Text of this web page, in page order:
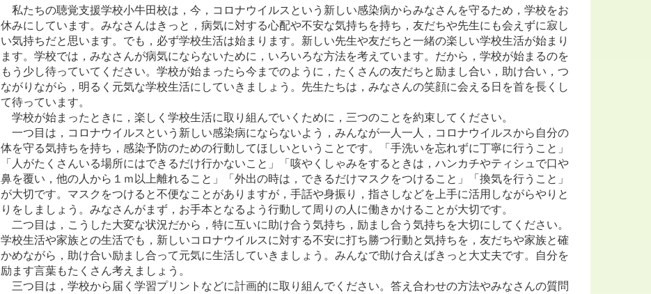
私たちの聴覚支援学校小牛田校は，今，コロナウイルスという新しい感染病からみなさんを守るため，学校をお
休みにしています。みなさんはきっと，病気に対する心配や不安な気持ちを持ち，友だちや先生にも会えずに寂し
い気持ちだと思います。でも，必ず学校生活は始まります。新しい先生や友だちと一緒の楽しい学校生活が始まり
ます。学校では，みなさんが病気にならないために，いろいろな方法を考えています。だから，学校が始まるのを
もう少し待っていてください。学校が始まったら今までのように，たくさんの友だちと励まし合い，助け合い，つ
ながりながら，明るく元気な学校生活にしていきましょう。先生たちは，みなさんの笑顔に会える日を首を長くし
て待っています。
学校が始まったときに，楽しく学校生活に取り組んでいくために，三つのことを約束してください。
一つ目は，コロナウイルスという新しい感染病にならないよう，みんなが一人一人，コロナウイルスから自分の
体を守る気持ちを持ち，感染予防のための行動してほしいということです。「手洗いを忘れずに丁寧に行うこと」
「人がたくさんいる場所にはできるだけ行かないこと」「咳やくしゃみをするときは，ハンカチやティシュで口や
鼻を覆い，他の人から１ｍ以上離れること」「外出の時は，できるだけマスクをつけること」「換気を行うこと」
が大切です。マスクをつけると不便なことがありますが，手話や身振り，指さしなどを上手に活用しながらやりと
りをしましょう。みなさんがまず，お手本となるよう行動して周りの人に働きかけることが大切です。
二つ目は，こうした大変な状況だから，特に互いに助け合う気持ち，励まし合う気持ちを大切にしてください。
学校生活や家族との生活でも，新しいコロナウイルスに対する不安に打ち勝つ行動と気持ちを，友だちや家族と確
かめながら，助け合い励まし合って元気に生活していきましょう。みんなで助け合えばきっと大丈夫です。自分を
励ます言葉もたくさん考えましょう。
三つ目は，学校から届く学習プリントなどに計画的に取り組んでください。答え合わせの方法やみなさんの質問